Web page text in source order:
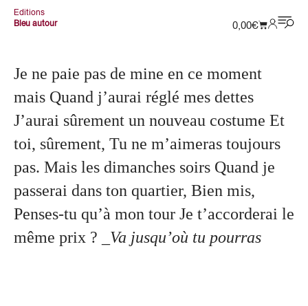
Editions
Bleu autour
0,00€
Je ne paie pas de mine en ce moment
mais Quand j’aurai réglé mes dettes
J’aurai sûrement un nouveau costume Et
toi, sûrement, Tu ne m’aimeras toujours
pas. Mais les dimanches soirs Quand je
passerai dans ton quartier, Bien mis,
Penses-tu qu’à mon tour Je t’accorderai le
même prix ?
_Va jusqu’où tu pourras